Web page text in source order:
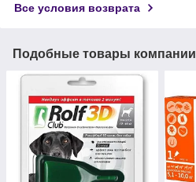
Все условия возврата
Подобные товары компании